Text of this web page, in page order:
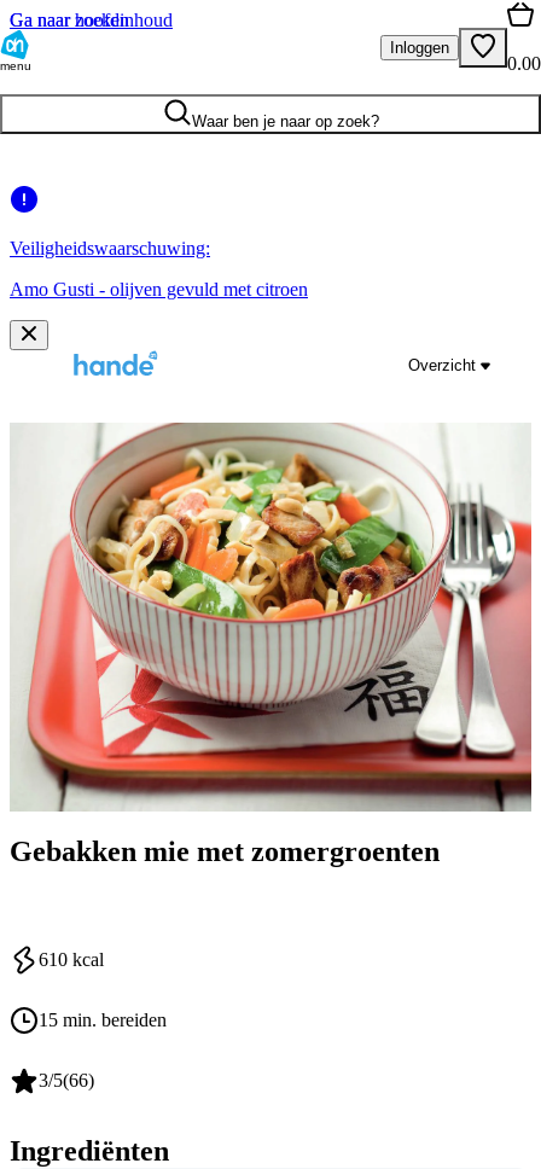
Ga naar hoofdinhoud
Ga naar zoeken
menu
Inloggen
0.00
Waar ben je naar op zoek?
Veiligheidswaarschuwing:
Amo Gusti - olijven gevuld met citroen
Overzicht
Gebakken mie met zomergroenten
610 kcal
15 min. bereiden
3/5(66)
Ingrediënten